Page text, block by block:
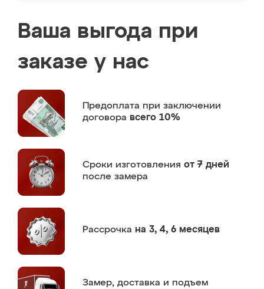
Ваша выгода при
заказе у нас
Предоплата при заключении
договора всего 10%
Сроки изготовления от 7 дней
после замера
Рассрочка на 3, 4, 6 месяцев
Замер, доставка и подъем